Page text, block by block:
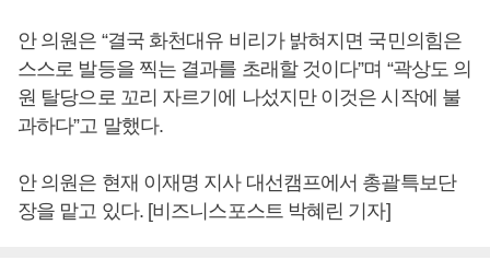
안 의원은 “결국 화천대유 비리가 밝혀지면 국민의힘은
스스로 발등을 찍는 결과를 초래할 것이다”며 “곽상도 의
원 탈당으로 꼬리 자르기에 나섰지만 이것은 시작에 불
과하다”고 말했다.
안 의원은 현재 이재명 지사 대선캠프에서 총괄특보단
장을 맡고 있다. [비즈니스포스트 박혜린 기자]